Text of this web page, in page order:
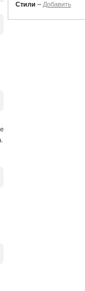
Стили – Добавить